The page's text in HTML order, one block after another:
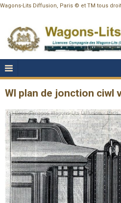
Wagons-Lits Diffusion, Paris © et TM tous
Wl plan de jonction ciwl